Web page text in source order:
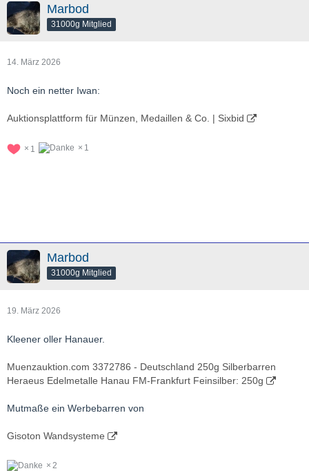
Marbod
31000g Mitglied
14. März 2026
Noch ein netter Iwan:
Auktionsplattform für Münzen, Medaillen & Co. | Sixbid
1 1
Marbod
31000g Mitglied
19. März 2026
Kleener oller Hanauer.
Muenzauktion.com 3372786 - Deutschland 250g Silberbarren
Heraeus Edelmetalle Hanau FM-Frankfurt Feinsilber: 250g
Mutmaße ein Werbebarren von
Gisoton Wandsysteme
2